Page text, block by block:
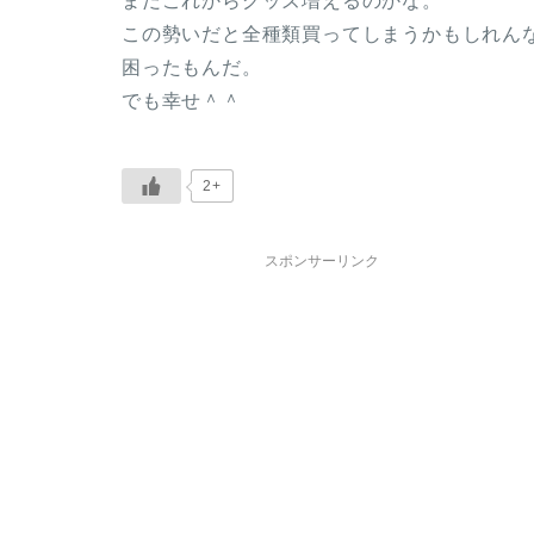
この勢いだと全種類買ってしまうかもしれん
困ったもんだ。
でも幸せ＾＾
2+
スポンサーリンク